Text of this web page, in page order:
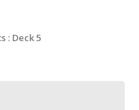
: Deck 5